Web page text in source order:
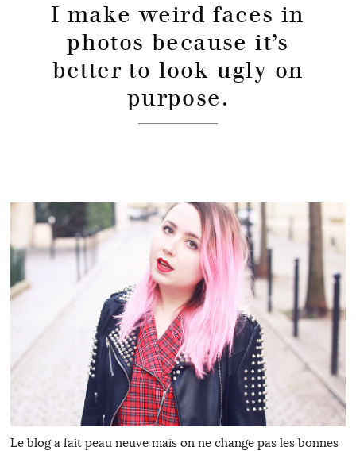
I make weird faces in
photos because it’s
better to look ugly on
purpose.
Le blog a fait peau neuve mais on ne change pas les bonnes